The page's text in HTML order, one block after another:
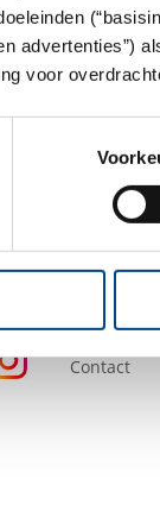
advertenties”)
voor
Contact